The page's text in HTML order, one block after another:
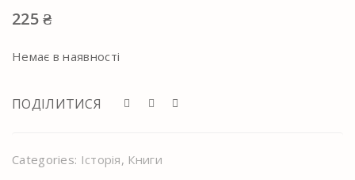
225₴
Немає в наявності
ПОДІЛИТИСЯ
Categories: Історія, Книги